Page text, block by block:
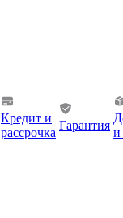
Кредит и
рассрочка
Гарантия
и